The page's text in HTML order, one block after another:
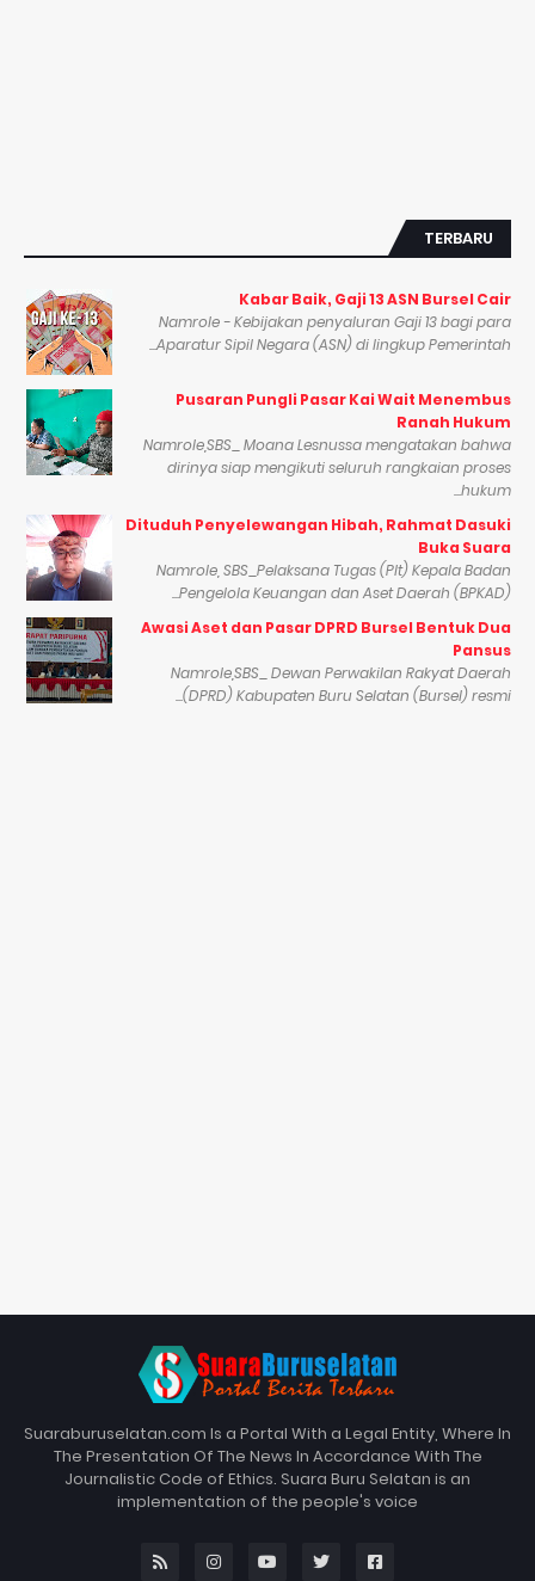
TERBARU
Kabar Baik, Gaji 13 ASN Bursel Cair
Namrole - Kebijakan penyaluran Gaji 13 bagi para
Aparatur Sipil Negara (ASN) di lingkup Pemerintah...
Pusaran Pungli Pasar Kai Wait Menembus
Ranah Hukum
Namrole,SBS_ Moana Lesnussa mengatakan bahwa
dirinya siap mengikuti seluruh rangkaian proses
hukum...
Dituduh Penyelewangan Hibah, Rahmat Dasuki
Buka Suara
Namrole, SBS_Pelaksana Tugas (Plt) Kepala Badan
Pengelola Keuangan dan Aset Daerah (BPKAD)...
Awasi Aset dan Pasar DPRD Bursel Bentuk Dua
Pansus
Namrole,SBS_ Dewan Perwakilan Rakyat Daerah
(DPRD) Kabupaten Buru Selatan (Bursel) resmi...
Suaraburuselatan.com Is a Portal With a Legal Entity, Where In
The Presentation Of The News In Accordance With The
Journalistic Code of Ethics. Suara Buru Selatan is an
implementation of the people's voice